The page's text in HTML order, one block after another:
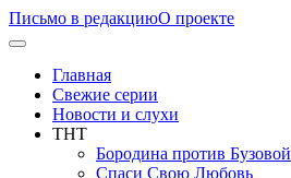
Письмо в редакциюО проекте
Главная
Свежие серии
Новости и слухи
ТНТ
Бородина против Бузовой
Спаси Свою Любовь